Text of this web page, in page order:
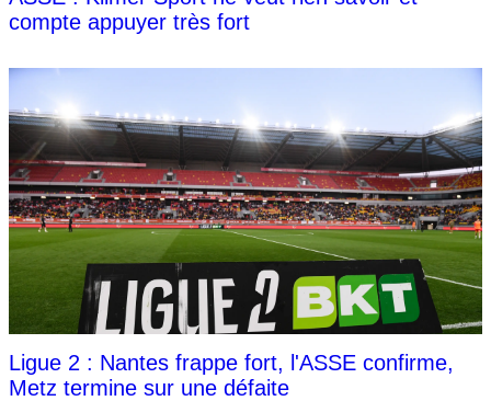
compte appuyer très fort
Ligue 2 : Nantes frappe fort, l'ASSE confirme,
Metz termine sur une défaite